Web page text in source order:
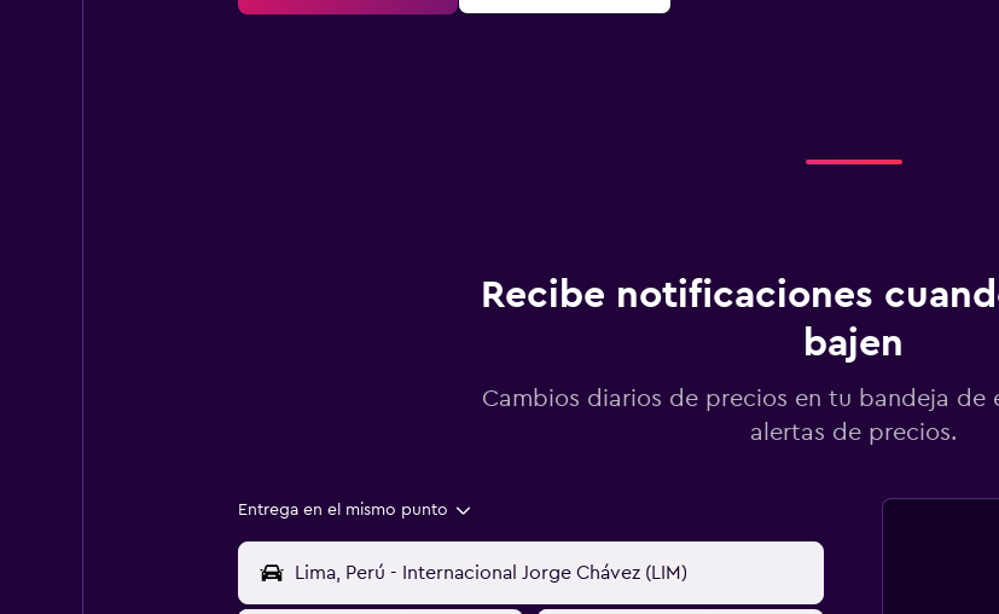
Recibe notificaciones
bajen
Cambios diarios de precios en tu bandeja de
alertas de precios.
Entrega en el mismo punto